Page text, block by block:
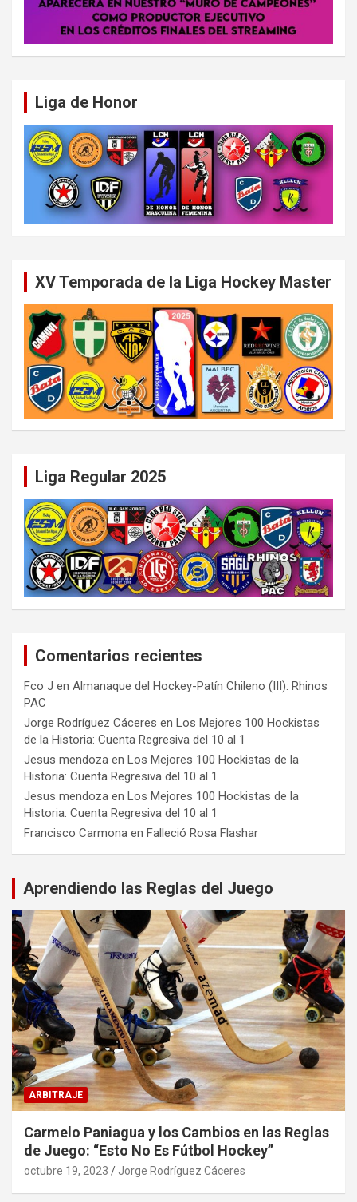
Liga de Honor
XV Temporada de la Liga Hockey Master
Liga Regular 2025
Comentarios recientes
Fco J en Almanaque del Hockey-Patín Chileno (III): Rhinos
PAC
Jorge Rodríguez Cáceres en Los Mejores 100 Hockistas
de la Historia: Cuenta Regresiva del 10 al 1
Jesus mendoza en Los Mejores 100 Hockistas de la
Historia: Cuenta Regresiva del 10 al 1
Jesus mendoza en Los Mejores 100 Hockistas de la
Historia: Cuenta Regresiva del 10 al 1
Francisco Carmona en Falleció Rosa Flashar
Aprendiendo las Reglas del Juego
ARBITRAJE
Carmelo Paniagua y los Cambios en las Reglas
de Juego: “Esto No Es Fútbol Hockey”
octubre 19, 2023 Jorge Rodríguez Cáceres